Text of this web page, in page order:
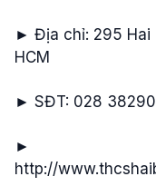
► Địa chỉ: 295 Hai
HCM
► SĐT: 028
►
http://